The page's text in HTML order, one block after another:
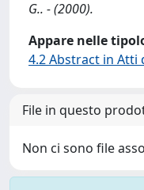
G.. - (2000).
Appare nelle
4.2 Abstract in Atti
File in questo
Non ci sono file